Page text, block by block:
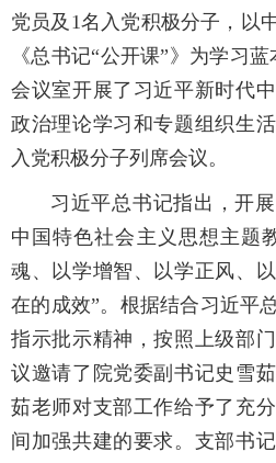
党员及 1名入党积极分子，以
《总书记“公开课” 》为学习
会议室开展了习近平新时代
政治理论学习和专题组织生
入党积极分子列席会议。
习近平总书记指出，开
中国特色社会主义思想主题
魂、以学增智、以学正风、
在的成效”。根据结合习近平
指示批示精神，按照上级部
议邀请了院党委副书记史雪
茹老师对支部工作给予了充
间加强共建的要求。支部书